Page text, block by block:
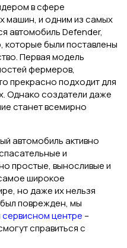
в сфере
машин, и одним из самых
автомобиль Defender,
которые были поставлены
Первая модель
фермеров,
прекрасно подходит для
Однако создатели даже
станет всемирно
автомобиль активно
и
простые, выносливые и
широкое
но даже их нельзя
поврежден, мы
сервисном центре –
справиться с